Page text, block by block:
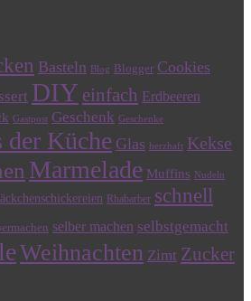
Basteln Blog Blogger Cookies
DIY einfach Erdbeeren
Gastpost Geschenk Geschenke
der Küche Glas herzhaft Kekse
Marmelade Muffins Nudeln
Rhabarber schnell
selber machen selbstgemacht
Weihnachten Zimt Zucker